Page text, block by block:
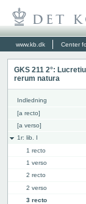
www.kb.dk Center
GKS 211 2°:
rerum natura
Indledning
[a recto]
[a verso]
1r: lib. I
1 recto
1 verso
2 recto
2 verso
3 recto